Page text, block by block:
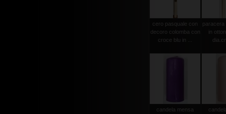
cero pasquale con
decoro colomba con
croce blu in ...
in
candela mensa